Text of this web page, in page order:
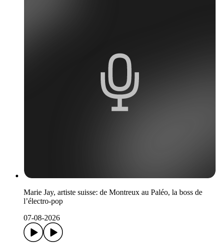
Marie Jay, artiste suisse: de Montreux au Paléo, la boss de
l’électro-pop
07-08-2026